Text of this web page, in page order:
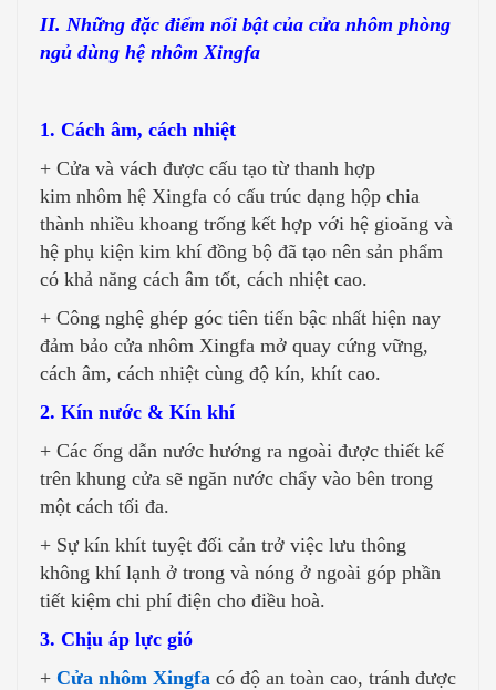
II. Những đặc điểm nổi bật của cửa nhôm phòng
ngủ dùng hệ nhôm Xingfa
1. Cách âm, cách nhiệt
+ Cửa và vách được cấu tạo từ thanh hợp
kim nhôm hệ Xingfa có cấu trúc dạng hộp chia
thành nhiều khoang trống kết hợp với hệ gioăng và
hệ phụ kiện kim khí đồng bộ đã tạo nên sản phẩm
có khả năng cách âm tốt, cách nhiệt cao.
+ Công nghệ ghép góc tiên tiến bậc nhất hiện nay
đảm bảo cửa nhôm Xingfa mở quay cứng vững,
cách âm, cách nhiệt cùng độ kín, khít cao.
2. Kín nước & Kín khí
+ Các ống dẫn nước hướng ra ngoài được thiết kế
trên khung cửa sẽ ngăn nước chẩy vào bên trong
một cách tối đa.
+ Sự kín khít tuyệt đối cản trở việc lưu thông
không khí lạnh ở trong và nóng ở ngoài góp phần
tiết kiệm chi phí điện cho điều hoà.
3. Chịu áp lực gió
+ Cửa nhôm Xingfa có độ an toàn cao, tránh được